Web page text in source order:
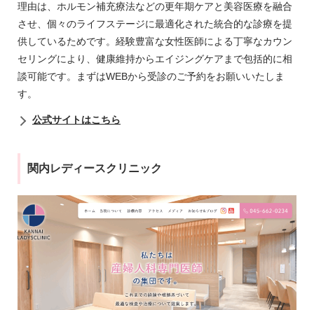
理由は、ホルモン補充療法などの更年期ケアと美容医療を融合
させ、個々のライフステージに最適化された統合的な診療を提
供しているためです。経験豊富な女性医師による丁寧なカウン
セリングにより、健康維持からエイジングケアまで包括的に相
談可能です。まずはWEBから受診のご予約をお願いいたしま
す。
公式サイトはこちら
関内レディースクリニック